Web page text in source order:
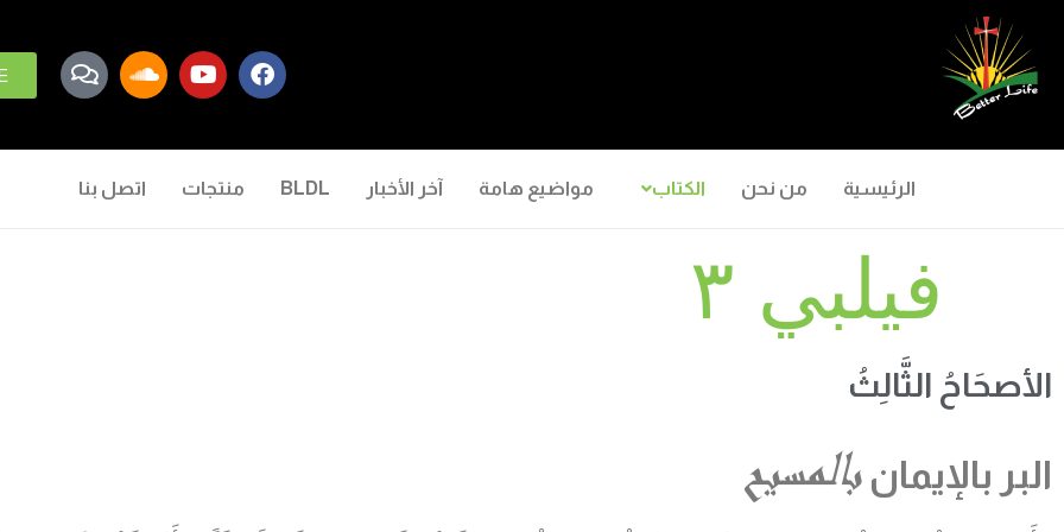
الرئيسية من نحن الكتاب مواضيع هامة آخر الأخبار BLDL منتجات اتصل بنا
فيلبي ٣
الأصحَاحُ الثَّالِثُ
البر بالإيمان بالمسيح